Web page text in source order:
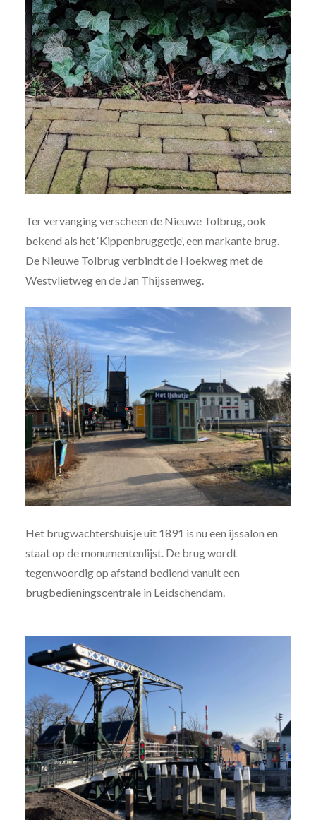
Ter vervanging verscheen de Nieuwe Tolbrug, ook
bekend als het ‘Kippenbruggetje’, een markante brug.
De Nieuwe Tolbrug verbindt de Hoekweg met de
Westvlietweg en de Jan Thijssenweg.
Het brugwachtershuisje uit 1891 is nu een ijssalon en
staat op de monumentenlijst. De brug wordt
tegenwoordig op afstand bediend vanuit een
brugbedieningscentrale in Leidschendam.